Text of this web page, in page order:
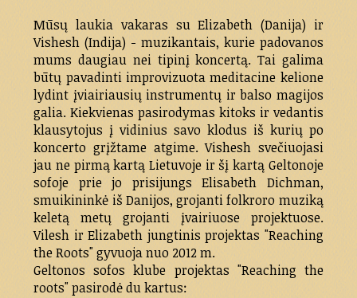
Mūsų laukia vakaras su Elizabeth (Danija) ir
Vishesh (Indija) - muzikantais, kurie padovanos
mums daugiau nei tipinį koncertą. Tai galima
būtų pavadinti improvizuota meditacine kelione
lydint įviairiausių instrumentų ir balso magijos
galia. Kiekvienas pasirodymas kitoks ir vedantis
klausytojus į vidinius savo klodus iš kurių po
koncerto grįžtame atgime. Vishesh svečiuojasi
jau ne pirmą kartą Lietuvoje ir šį kartą Geltonoje
sofoje prie jo prisijungs Elisabeth Dichman,
smuikininkė iš Danijos, grojanti folkroro muziką
keletą metų grojanti įvairiuose projektuose.
Vilesh ir Elizabeth jungtinis projektas "Reaching
the Roots" gyvuoja nuo 2012 m.
Geltonos sofos klube projektas "Reaching the
roots" pasirodė du kartus: